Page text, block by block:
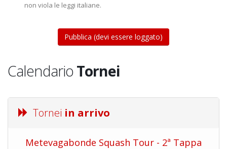
non viola le leggi italiane.
Calendario Tornei
Tornei in arrivo
Metevagabonde Squash Tour - 2ª Tappa